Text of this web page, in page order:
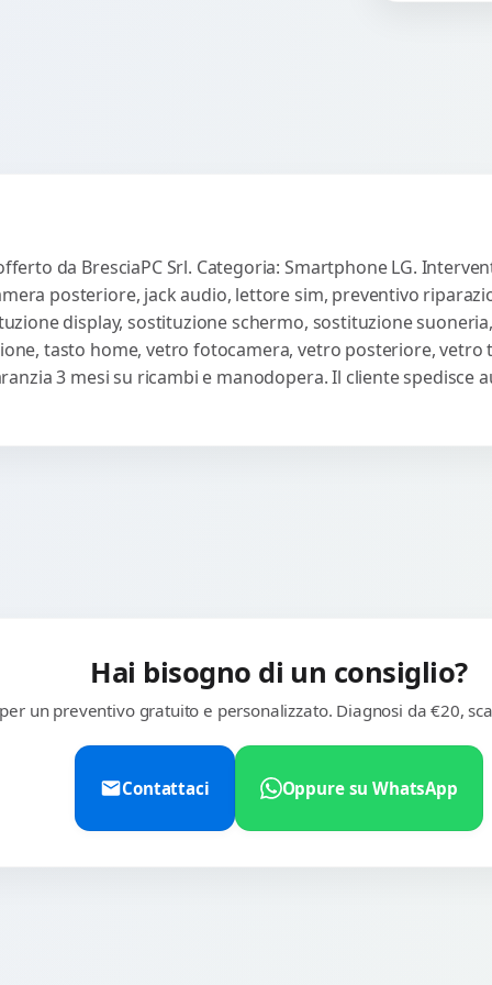
da BresciaPC Srl. Categoria: Smartphone LG.
posteriore, jack audio, lettore sim, preventivo
display, sostituzione schermo, sostituzione
tasto home, vetro fotocamera, vetro posteriore,
3 mesi su ricambi e manodopera. Il cliente spedisce
Hai bisogno di un consiglio?
un preventivo gratuito e personalizzato. Diagnosi da €20,
Contattaci Oppure su WhatsApp